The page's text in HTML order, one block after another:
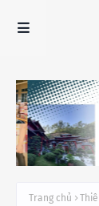
Trang chủ